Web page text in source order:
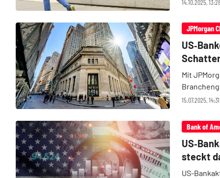
14.10.2025,
JPMorgan
15.07.2025,
Mit
...
Bank of
steckt
US-